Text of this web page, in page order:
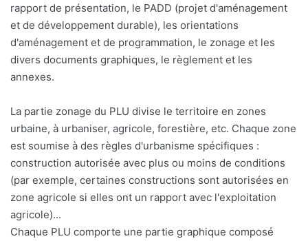
rapport de présentation, le PADD (projet d'aménagement
et de développement durable), les orientations
d'aménagement et de programmation, le zonage et les
divers documents graphiques, le règlement et les
annexes.
La partie zonage du PLU divise le territoire en zones
urbaine, à urbaniser, agricole, forestière, etc. Chaque zone
est soumise à des règles d'urbanisme spécifiques :
construction autorisée avec plus ou moins de conditions
(par exemple, certaines constructions sont autorisées en
zone agricole si elles ont un rapport avec l'exploitation
agricole)...
Chaque PLU comporte une partie graphique composé